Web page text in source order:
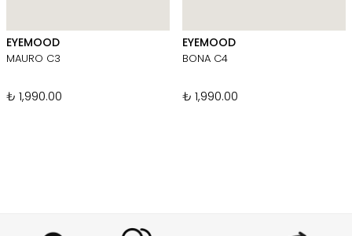
EYEMOOD
MAURO C3
₺ 1,990.00
EYEMOOD
BONA C4
₺ 1,990.00